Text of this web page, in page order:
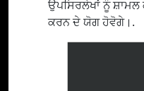
ਉਪਸਿਰਲੇਖਾਂ ਨੂੰ
ਕਰਨ ਦੇ ਯੋਗ ਹੋਵੋਗੇ।.